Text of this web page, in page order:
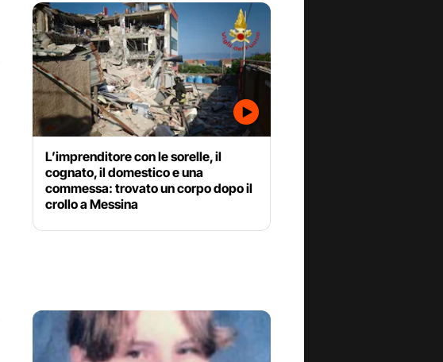
L’imprenditore con le sorelle, il
cognato, il domestico e una
commessa: trovato un corpo dopo il
crollo a Messina